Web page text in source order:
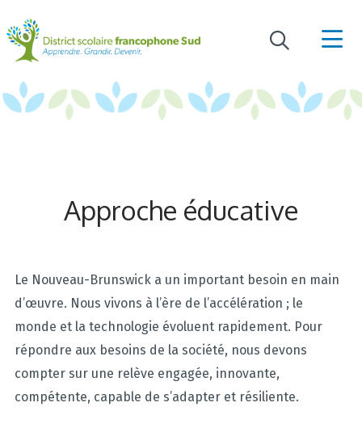
Approche éducative
Le Nouveau-Brunswick a un important besoin en main
d’œuvre. Nous vivons à l’ère de l’accélération ; le
monde et la technologie évoluent rapidement. Pour
répondre aux besoins de la société, nous devons
compter sur une relève engagée, innovante,
compétente, capable de s’adapter et résiliente.